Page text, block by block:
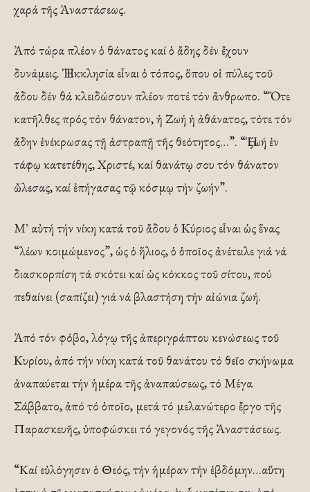
χαρά τῆς Ἀναστάσεως.
Ἀπό τώρα πλέον ὁ θάνατος καί ὁ ἄδης δέν ἔχουν
δυνάμεις. Ἡ Ἐκκλησία εἶναι ὁ τόπος, ὅπου οἱ πύλες τοῦ
ἄδου δέν θά κλειδώσουν πλέον ποτέ τόν ἄνθρωπο. “Ὅτε
κατῆλθες πρός τόν θάνατον, ἡ Ζωή ἡ ἀθάνατος, τότε τόν
ἄδην ἐνέκρωσας τῇ ἀστραπῇ τῆς θεότητος…”. “Ἡ ζωή ἐν
τάφῳ κατετέθης, Χριστέ, καί θανάτῳ σου τόν θάνατον
ὤλεσας, καί ἐπήγασας τῷ κόσμῳ τήν ζωήν”.
Μ᾿ αὐτή τήν νίκη κατά τοῦ ἄδου ὁ Κύριος εἶναι ὡς ἕνας
“λέων κοιμώμενος”, ὡς ὁ ἥλιος, ὁ ὁποῖος ἀνέτειλε γιά νά
διασκορπίση τά σκότει καί ὡς κόκκος τοῦ σίτου, πού
πεθαίνει (σαπίζει) γιά νά βλαστήση τήν αἰώνια ζωή.
Ἀπό τόν φόβο, λόγῳ τῆς ἀπεριγράπτου κενώσεως τοῦ
Κυρίου, ἀπό τήν νίκη κατά τοῦ θανάτου τό θεῖο σκήνωμα
ἀναπαύεται τήν ἡμέρα τῆς ἀναπαύσεως, τό Μέγα
Σάββατο, ἀπό τό ὁποῖο, μετά τό μελανώτερο ἔργο τῆς
Παρασκευῆς, ὑποφώσκει τό γεγονός τῆς Ἀναστάσεως.
“Καί εὐλόγησεν ὁ Θεός, τήν ἡμέραν τήν ἑβδόμην…αὕτη